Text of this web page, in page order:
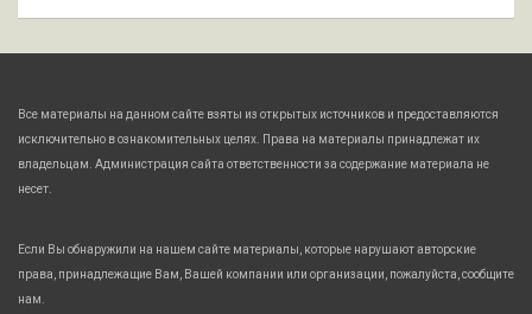
Все материалы на данном сайте взяты из открытых источников и предоставляются
исключительно в ознакомительных целях. Права на материалы принадлежат их
владельцам. Администрация сайта ответственности за содержание материала не
несет.
Если Вы обнаружили на нашем сайте материалы, которые нарушают авторские
права, принадлежащие Вам, Вашей компании или организации, пожалуйста, сообщите
нам.